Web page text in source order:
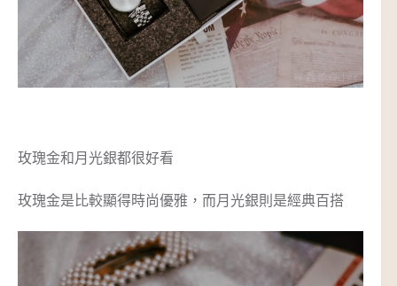
玫瑰金和月光銀都很好看
玫瑰金是比較顯得時尚優雅，而月光銀則是經典百搭